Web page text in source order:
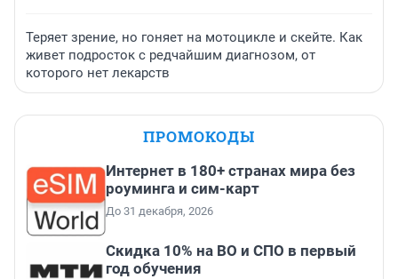
Теряет зрение, но гоняет на мотоцикле и скейте. Как
живет подросток с редчайшим диагнозом, от
которого нет лекарств
ПРОМОКОДЫ
Интернет в 180+ странах мира без
роуминга и сим-карт
До 31 декабря, 2026
Скидка 10% на ВО и СПО в первый
год обучения